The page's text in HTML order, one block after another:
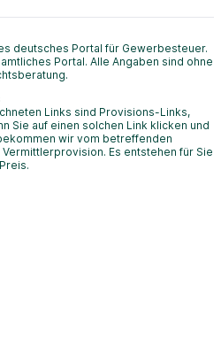
deutsches Portal für Gewerbesteuer.
Portal. Alle Angaben sind ohne
Links sind Provisions-Links,
Sie auf einen solchen Link klicken und
wir vom betreffenden
Es entstehen für Sie